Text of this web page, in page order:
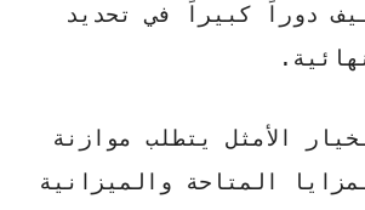
دوراً كبيراً في تحديد
الأمثل يتطلب موازنة
المتاحة والميزانية